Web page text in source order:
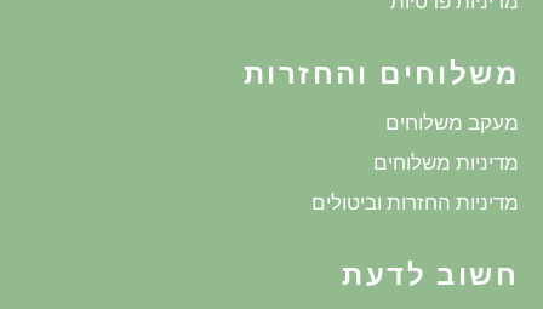
משלוחים והחזרות
מעקב משלוחים
מדיניות משלוחים
מדיניות החזרות וביטולים
חשוב לדעת